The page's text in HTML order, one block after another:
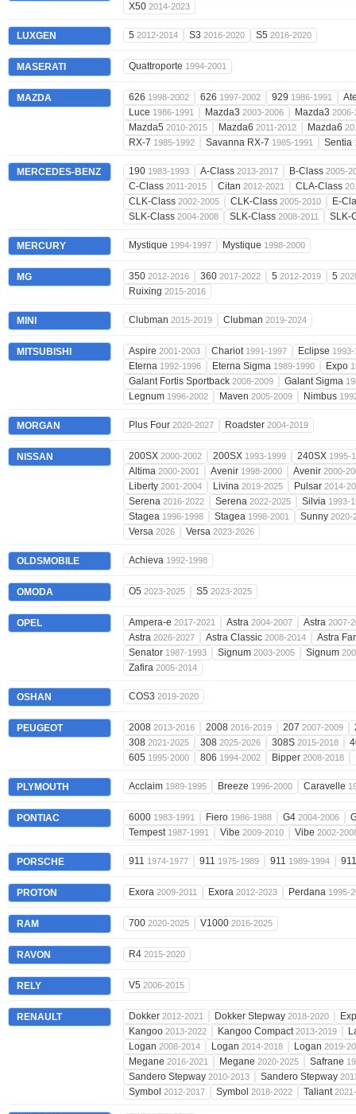
X50 2014-2023
LUXGEN 5 2012-2014 S3 2016-2020 S5 2016-2020
MASERATI Quattroporte 1994-2001
MAZDA 626 1998-2002 626 1997-2002 929 1986-1991
Luce 1986-1991 Mazda3 2003-2006 Mazda3 2006-
Mazda5 2010-2015 Mazda6 2011-2012 Mazda6
RX-7 1985-1992 Savanna RX-7 1985-1991 Sentia
MERCEDES-BENZ 190 1983-1993 A-Class 2013-2017 B-Class 2005-
C-Class 2011-2015 Citan 2012-2021 CLA-Class
CLK-Class 2002-2005 CLK-Class 2005-2010
E-
SLK-Class 2004-2008 SLK-Class 2008-2011 SLK-
MERCURY Mystique 1994-1997 Mystique 1998-2000
MG 350 2012-2016 360 2017-2022 5 2012-2019 5
Ruixing 2015-2016
MINI Clubman 2015-2019 Clubman 2019-2024
MITSUBISHI Aspire 2001-2003 Chariot 1991-1997 Eclipse
Eterna 1992-1996 Eterna Sigma 1989-1990 Expo
Galant Fortis Sportback 2008-2009 Galant Sigma
Legnum 1996-2002 Maven 2005-2009 Nimbus
MORGAN Plus Four 2020-2027 Roadster 2004-2019
NISSAN 200SX 2000-2002 200SX 1993-1999 240SX 1995-
Altima 2000-2001 Avenir 1998-2000 Avenir 2000-
Liberty 2001-2004 Livina 2019-2025 Pulsar 2014-
Serena 2016-2022 Serena 2022-2025 Silvia 1993-
Stagea 1996-1998 Stagea 1998-2001 Sunny 2020-
Versa 2026 Versa 2023-2026
OLDSMOBILE Achieva 1992-1998
OMODA O5 2023-2025 S5 2023-2025
OPEL Ampera-e 2017-2021 Astra 2004-2007 Astra 2007-
Astra 2026-2027 Astra Classic 2008-2014
Astra
Senator 1987-1993 Signum 2003-2005 Signum
Zafira 2005-2014
OSHAN COS3 2019-2020
PEUGEOT 2008 2013-2016 2008 2016-2019 207 2007-2009
308 2021-2025 308 2025-2026 308S 2015-2018
605 1995-2000 806 1994-2002 Bipper 2008-2018
PLYMOUTH Acclaim 1989-1995 Breeze 1996-2000 Caravelle
PONTIAC 6000 1983-1991 Fiero 1986-1988 G4 2004-2006
Tempest 1987-1991 Vibe 2009-2010 Vibe 2002-
PORSCHE 911 1974-1977 911 1975-1989 911 1989-1994
PROTON Exora 2009-2011 Exora 2012-2023 Perdana 1995-
RAM 700 2020-2025 V1000 2016-2025
RAVON R4 2015-2020
RELY V5 2006-2015
RENAULT Dokker 2012-2021 Dokker Stepway 2018-2020
Kangoo 2013-2022 Kangoo Compact2013-2019
Logan 2008-2014 Logan 2014-2018 Logan 2019-
Megane 2016-2021 Megane 2020-2025 Safrane
Sandero Stepway 2010-2013 Sandero Stepway
Symbol 2012-2017 Symbol 2018-2022 Taliant